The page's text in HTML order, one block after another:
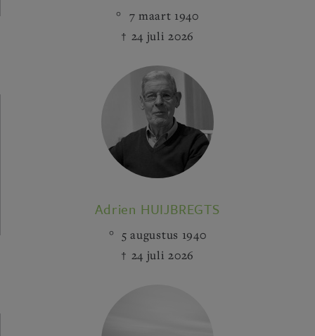
7 maart 1940
24 juli 2026
Adrien HUIJBREGTS
5 augustus 1940
24 juli 2026